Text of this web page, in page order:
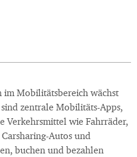
im Mobilitätsbereich wächst
zentrale Mobilitäts-Apps,
Verkehrsmittel wie Fahrräder,
Autos und
buchen und bezahlen